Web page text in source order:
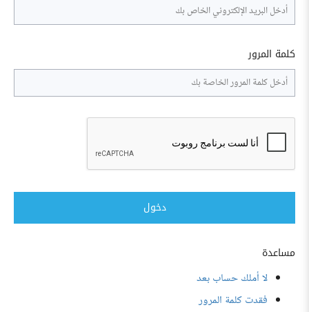
كلمة المرور
دخول
مساعدة
لا أملك حساب بعد
فقدت كلمة المرور